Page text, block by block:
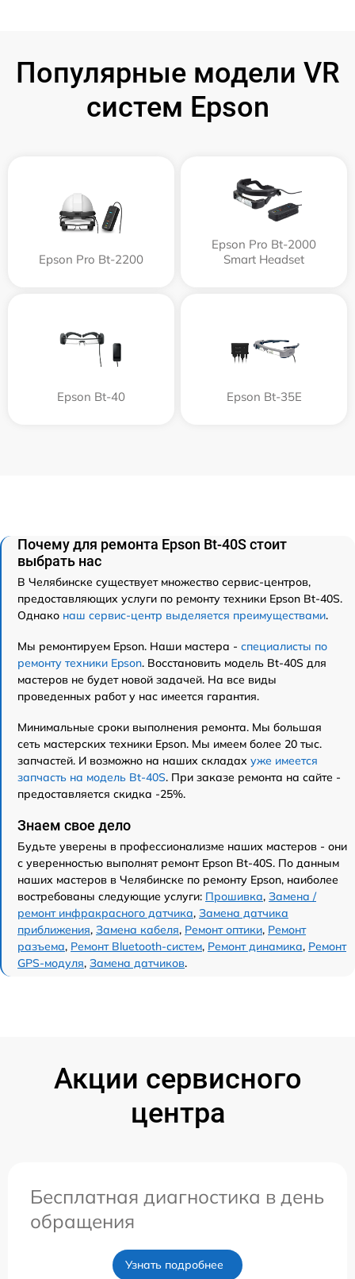
Популярные модели VR
систем Epson
Epson Pro Bt-2200
Epson Pro Bt-2000
Smart Headset
Epson Bt-40 Epson Bt-35E
Почему для ремонта Epson Bt-40S стоит
выбрать нас
В Челябинске существует множество сервис-центров,
предоставляющих услуги по ремонту техники Epson Bt-40S.
Однако наш сервис-центр выделяется преимуществами.
Мы ремонтируем Epson. Наши мастера - специалисты по
ремонту техники Epson. Восстановить модель Bt-40S для
мастеров не будет новой задачей. На все виды
проведенных работ у нас имеется гарантия.
Минимальные сроки выполнения ремонта. Мы большая
сеть мастерских техники Epson. Мы имеем более 20 тыс.
запчастей. И возможно на наших складах уже имеется
запчасть на модель Bt-40S. При заказе ремонта на сайте -
предоставляется скидка -25%.
Знаем свое дело
Будьте уверены в профессионализме наших мастеров - они
с уверенностью выполнят ремонт Epson Bt-40S. По данным
наших мастеров в Челябинске по ремонту Epson, наиболее
востребованы следующие услуги: Прошивка, Замена /
ремонт инфракрасного датчика, Замена датчика
приближения, Замена кабеля, Ремонт оптики, Ремонт
разъема, Ремонт Bluetooth-систем, Ремонт динамика, Ремонт
GPS-модуля, Замена датчиков.
Акции сервисного
центра
Бесплатная диагностика в день
обращения
Узнать подробнее